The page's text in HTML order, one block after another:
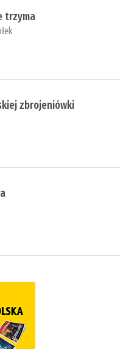
trzyma
zbrojeniówki